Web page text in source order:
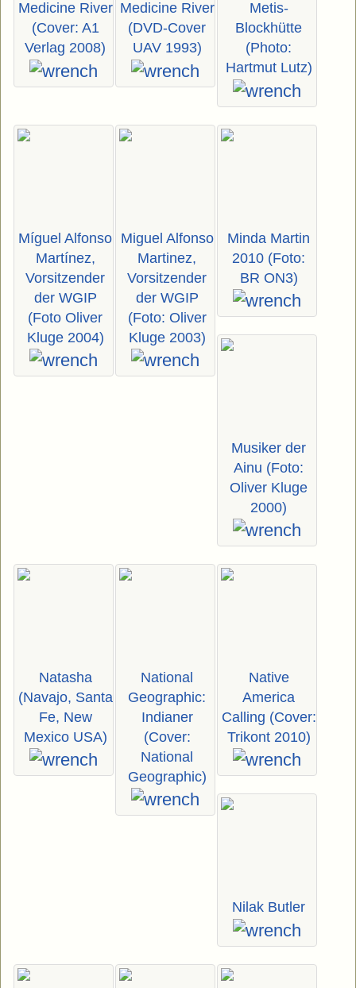
Medicine River
(Cover: A1
Verlag 2008)
Medicine River
(DVD-Cover
UAV 1993)
Metis-
Blockhütte
(Photo:
Hartmut Lutz)
Míguel Alfonso
Martínez,
Vorsitzender
der WGIP
(Foto Oliver
Kluge 2004)
Miguel Alfonso
Martinez,
Vorsitzender
der WGIP
(Foto: Oliver
Kluge 2003)
Minda Martin
2010 (Foto:
BR ON3)
Musiker der
Ainu (Foto:
Oliver Kluge
2000)
Natasha
(Navajo, Santa
Fe, New
Mexico USA)
National
Geographic:
Indianer
(Cover:
National
Geographic)
Native
America
Calling (Cover:
Trikont 2010)
Nilak Butler